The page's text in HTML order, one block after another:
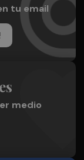
tu email
medio